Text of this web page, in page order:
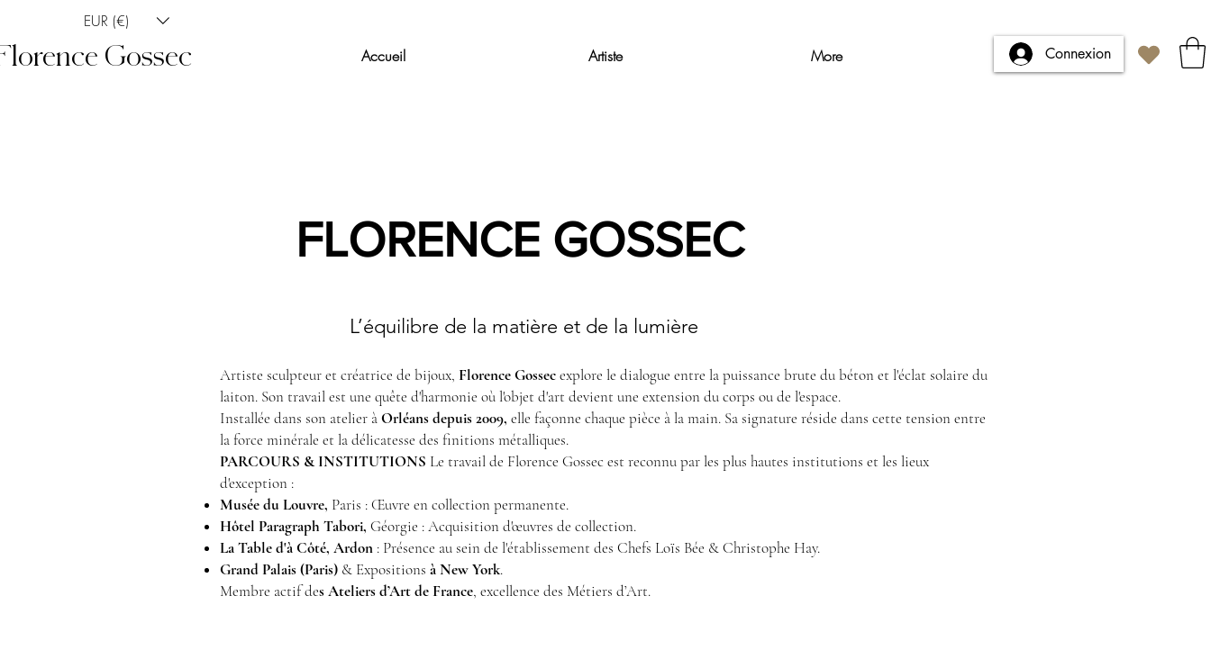
EUR (€)
Gossec Accueil Artiste More Connexion
FLORENCE GOSSEC
L’équilibre de la matière et de la lumière
Artiste sculpteur et créatrice de bijoux, Florence Gossecexplore le dialogue entre la puissance brute du béton et l'éclat solaire du
laiton. Son travail est une quête d'harmonie où l'objet d'art devient une extension du corps ou de l'espace.
Installée dans son atelier àOrléans depuis 2009, elle façonne chaque pièce à la main. Sa signature réside dans cette tension entre
la force minérale et la délicatesse des finitions métalliques.
PARCOURS & INSTITUTIONS Le travail de Florence Gossec est reconnu par les plus hautes institutions et les lieux
d'exception :
Musée du Louvre, Paris : Œuvre en collection permanente.
Hôtel Paragraph Tabori, Géorgie : Acquisition d'œuvres de collection.
La Table d'à Côté, Ardon : Présence au sein de l'établissement des Chefs Loïs Bée & Christophe Hay.
Grand Palais (Paris) & Expositions à New York.
Membre actif des Ateliers d’Art de France, excellence des Métiers d’Art.